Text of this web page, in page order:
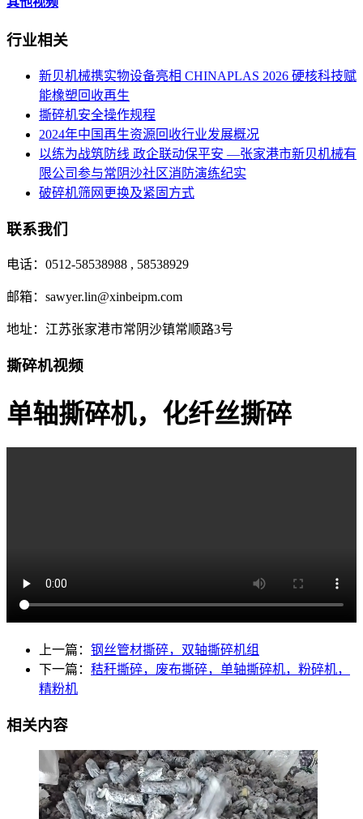
行业相关
新贝机械携实物设备亮相 CHINAPLAS 2026 硬核科技赋
能橡塑回收再生
撕碎机安全操作规程
2024年中国再生资源回收行业发展概况
以练为战筑防线 政企联动保平安 —张家港市新贝机械有
限公司参与常阴沙社区消防演练纪实
破碎机筛网更换及紧固方式
联系我们
电话：0512-58538988 , 58538929
邮箱：sawyer.lin@xinbeipm.com
地址：江苏张家港市常阴沙镇常顺路3号
撕碎机视频
单轴撕碎机，化纤丝撕碎
上一篇： 钢丝管材撕碎，双轴撕碎机组
下一篇： 秸秆撕碎，废布撕碎，单轴撕碎机，粉碎机，
精粉机
相关内容